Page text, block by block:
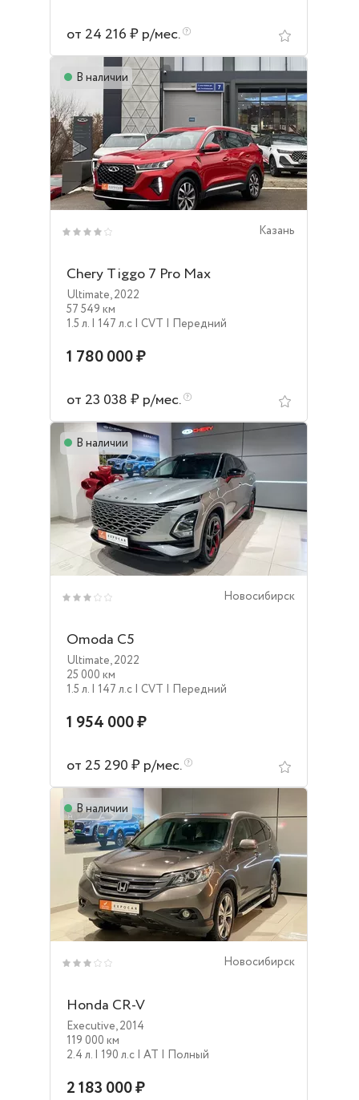
от 24 216 ₽ р/мес.
В наличии
Казань
Chery Tiggo 7 Pro Max
Ultimate,2022
57 549 км
1.5 л. | 147 л.c | CVT | Передний
1 780 000 ₽
от 23 038 ₽ р/мес.
В наличии
Новосибирск
Omoda C5
Ultimate,2022
25 000 км
1.5 л. | 147 л.c | CVT | Передний
1 954 000 ₽
от 25 290 ₽ р/мес.
В наличии
Новосибирск
Honda CR-V
Executive,2014
119 000 км
2.4 л. | 190 л.c | AT | Полный
2 183 000 ₽